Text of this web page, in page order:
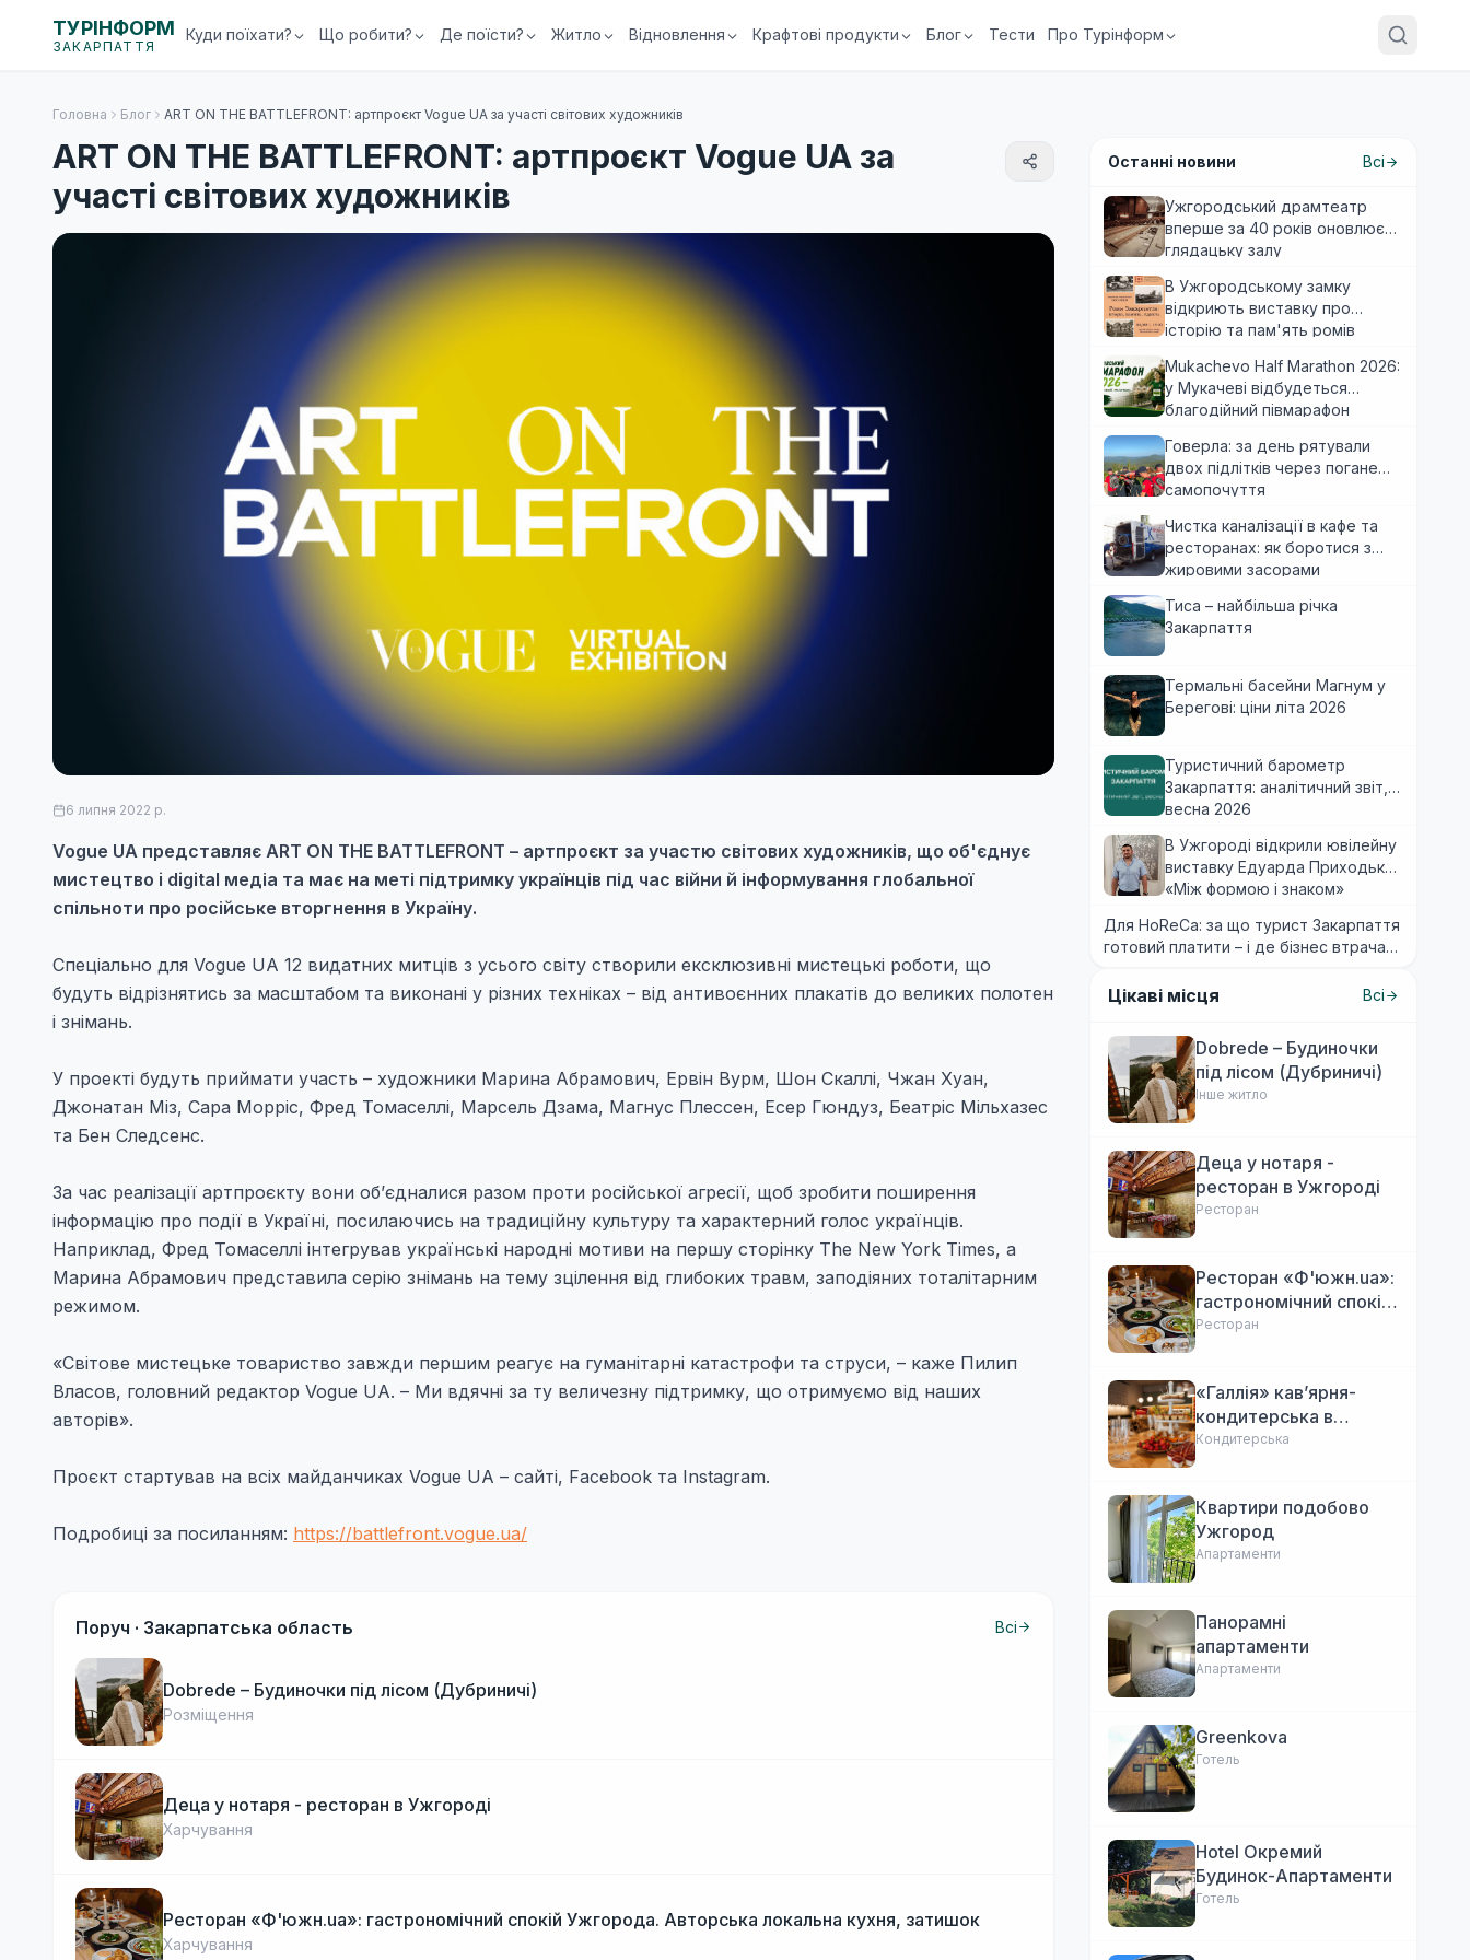
ТУРІНФОРМ
ЗАКАРПАТТЯ
Куди поїхати? Що робити? Де поїсти? Житло Відновлення Крафтові продукти Блог Тести Про Турінформ
Головна Блог ART ON THE BATTLEFRONT: артпроєкт Vogue UA за участі світових художників
ART ON THE BATTLEFRONT: артпроєкт Vogue UA за
участі світових художників
6 липня 2022 р.
Vogue UA представляє ART ON THE BATTLEFRONT – артпроєкт за участю світових художників, що об'єднує
мистецтво i digital медіа та має на меті підтримку українців під час війни й інформування глобальної
спільноти про російське вторгнення в Україну.
Спеціально для Vogue UA 12 видатних митців з усього світу створили ексклюзивні мистецькі роботи, що
будуть відрізнятись за масштабом та виконані у різних техніках – від антивоєнних плакатів до великих полотен
і знімань.
У проекті будуть приймати участь – художники Марина Абрамович, Ервін Вурм, Шон Скаллі, Чжан Хуан,
Джонатан Міз, Сара Морріс, Фред Томаселлі, Марсель Дзама, Магнус Плессен, Есер Гюндуз, Беатріс Мільхазес
та Бен Следсенс.
За час реалізації артпроєкту вони об’єдналися разом проти російської агресії, щоб зробити поширення
інформацію про події в Україні, посилаючись на традиційну культуру та характерний голос українців.
Наприклад, Фред Томаселлі інтегрував українські народні мотиви на першу сторінку The New York Times, а
Марина Абрамович представила серію знімань на тему зцілення від глибоких травм, заподіяних тоталітарним
режимом.
«Світове мистецьке товариство завжди першим реагує на гуманітарні катастрофи та струси, – каже Пилип
Власов, головний редактор Vogue UA. – Ми вдячні за ту величезну підтримку, що отримуємо від наших
авторів».
Проєкт стартував на всіх майданчиках Vogue UA – сайті, Facebook та Instagram.
Подробиці за посиланням: https://battlefront.vogue.ua/
Поруч · Закарпатська область Всі
Dobrede – Будиночки під лісом (Дубриничі)
Розміщення
Деца у нотаря - ресторан в Ужгороді
Харчування
Ресторан «Ф'южн.ua»: гастрономічний спокій Ужгорода. Авторська локальна кухня, затишок
Харчування
Останні новини Всі
Ужгородський драмтеатр
вперше за 40 років оновлює
глядацьку залу
В Ужгородському замку
відкриють виставку про
історію та пам'ять ромів
Mukachevo Half Marathon 2026:
у Мукачеві відбудеться
благодійний півмарафон
Говерла: за день рятували
двох підлітків через погане
самопочуття
Чистка каналізації в кафе та
ресторанах: як боротися з
жировими засорами
Тиса – найбільша річка
Закарпаття
Термальні басейни Магнум у
Берегові: ціни літа 2026
Туристичний барометр
Закарпаття: аналітичний звіт,
весна 2026
В Ужгороді відкрили ювілейну
виставку Едуарда Приходька
«Між формою і знаком»
Для HoReCa: за що турист Закарпаття
готовий платити – і де бізнес втрачає
Цікаві місця Всі
Dobrede – Будиночки
під лісом (Дубриничі)
Інше житло
Деца у нотаря -
ресторан в Ужгороді
Ресторан
Ресторан «Ф'южн.ua»:
гастрономічний спокій
Ужгорода. Авторська
Ресторан
«Галлія» кав’ярня-
кондитерська в
Ужгороді
Кондитерська
Квартири подобово
Ужгород
Апартаменти
Панорамні
апартаменти
Апартаменти
Greenkova
Готель
Hotel Окремий
Будинок-Апартаменти
Готель